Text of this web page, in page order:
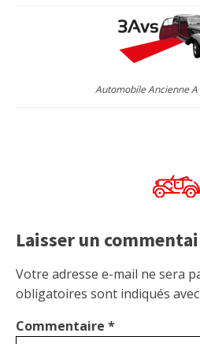
Automobile Ancienne
Laisser un
Votre adresse e-mail ne sera
obligatoires sont indiqués avec
Commentaire *